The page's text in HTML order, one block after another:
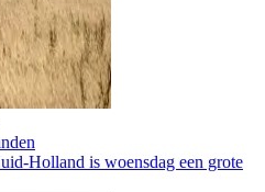
Holland is woensdag een grote